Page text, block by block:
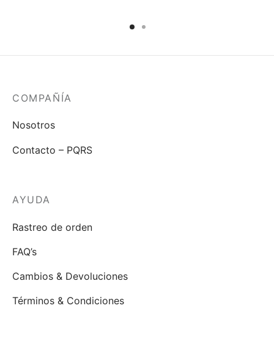
COMPAÑÍA
Nosotros
Contacto – PQRS
AYUDA
Rastreo de orden
FAQ’s
Cambios & Devoluciones
Términos & Condiciones